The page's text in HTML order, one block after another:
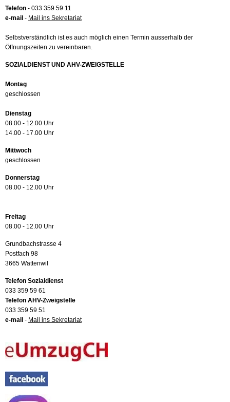
Telefon - 033 359 59 11
e-mail - Mail ins Sekretariat
Selbstverständlich ist es auch möglich einen Termin ausserhalb der
Öffnungszeiten zu vereinbaren.
SOZIALDIENST UND AHV-ZWEIGSTELLE
Montag
geschlossen
Dienstag
08.00 - 12.00 Uhr
14.00 - 17.00 Uhr
Mittwoch
geschlossen
Donnerstag
08.00 - 12.00 Uhr
Freitag
08.00 - 12.00 Uhr
Grundbachstrasse 4
Postfach 98
3665 Wattenwil
Telefon Sozialdienst
033 359 59 61
Telefon AHV-Zweigstelle
033 359 59 51
e-mail - Mail ins Sekretariat